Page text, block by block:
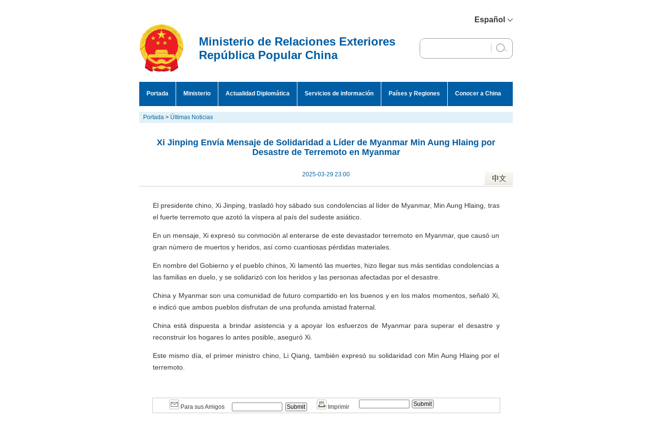
Español
English
Ministerio de Relaciones Exteriores
República Popular China
Portada Ministerio Actualidad Diplomática Servicios de información Países y Regiones Conocer a China
Portada > Últimas Noticias
Xi Jinping Envía Mensaje de Solidaridad a Líder de Myanmar Min Aung Hlaing por
Desastre de Terremoto en Myanmar
2025-03-29 23:00
El presidente chino, Xi Jinping, trasladó hoy sábado sus condolencias al líder de Myanmar, Min Aung Hlaing, tras
el fuerte terremoto que azotó la víspera al país del sudeste asiático.
En un mensaje, Xi expresó su conmoción al enterarse de este devastador terremoto en Myanmar, que causó un
gran número de muertos y heridos, así como cuantiosas pérdidas materiales.
En nombre del Gobierno y el pueblo chinos, Xi lamentó las muertes, hizo llegar sus más sentidas condolencias a
las familias en duelo, y se solidarizó con los heridos y las personas afectadas por el desastre.
China y Myanmar son una comunidad de futuro compartido en los buenos y en los malos momentos, señaló Xi,
e indicó que ambos pueblos disfrutan de una profunda amistad fraternal.
China está dispuesta a brindar asistencia y a apoyar los esfuerzos de Myanmar para superar el desastre y
reconstruir los hogares lo antes posible, aseguró Xi.
Este mismo día, el primer ministro chino, Li Qiang, también expresó su solidaridad con Min Aung Hlaing por el
terremoto.
Para sus Amigos Imprimir